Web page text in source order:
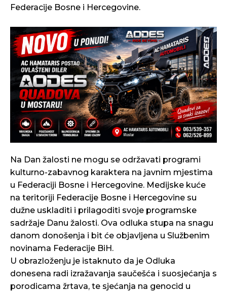
Federacije Bosne i Hercegovine.
Na Dan žalosti ne mogu se održavati programi
kulturno-zabavnog karaktera na javnim mjestima
u Federaciji Bosne i Hercegovine. Medijske kuće
na teritoriji Federacije Bosne i Hercegovine su
dužne uskladiti i prilagoditi svoje programske
sadržaje Danu žalosti. Ova odluka stupa na snagu
danom donošenja i bit će objavljena u Službenim
novinama Federacije BiH.
U obrazloženju je istaknuto da je Odluka
donesena radi izražavanja saučešća i suosjećanja s
porodicama žrtava, te sjećanja na genocid u